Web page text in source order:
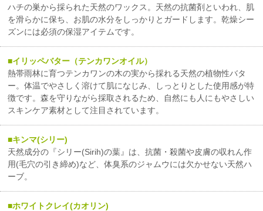
ハチの巣から採られた天然のワックス。天然の抗菌剤といわれ、肌
を滑らかに保ち、お肌の水分をしっかりとガードします。乾燥シー
ズンには必須の保湿アイテムです。
イリッペバター（テンカワンオイル）
熱帯雨林に育つテンカワンの木の実から採れる天然の植物性バタ
ー。体温でやさしく溶けて肌になじみ、しっとりとした使用感が特
徴です。森を守りながら採取されるため、自然にも人にもやさしい
スキンケア素材として注目されています。
キンマ(シリー)
天然成分の『シリー(Sirih)の葉』は、抗菌・殺菌や皮膚の収れん作
用(毛穴の引き締め)など、体臭系のジャムウには欠かせない天然ハ
ーブ。
ホワイトクレイ(カオリン)